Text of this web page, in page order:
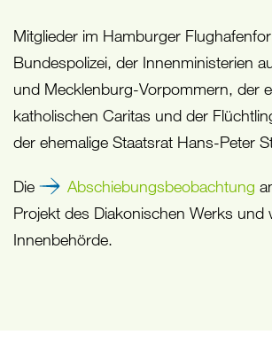
Mitglieder im Hamburger
Bundespolizei, der Innenministerien
und Mecklenburg-Vorpommern, der
katholischen Caritas und der
der ehemalige Staatsrat Hans-Peter
Die Abschiebungsbeobachtung
Projekt des Diakonischen Werks und
Innenbehörde.